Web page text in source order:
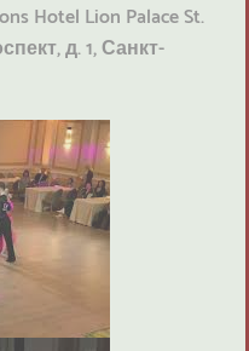
Hotel Lion Palace St.
д. 1, Санкт-